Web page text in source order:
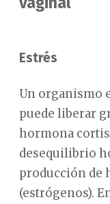
Estrés
Un organismo
puede liberar
hormona
desequilibrio
producción de
(estrógenos).